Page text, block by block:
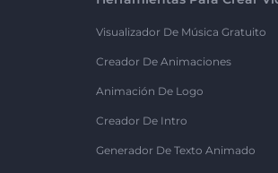
Visualizador De Música Gratuito
Creador De Animaciones
Animación De Logo
Creador De Intro
Generador De Texto Animado